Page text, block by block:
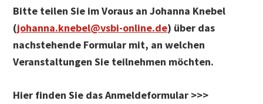
Bitte teilen Sie im Voraus an Johanna Knebel
(johanna.knebel@vsbi-online.de) über das
nachstehende Formular mit, an welchen
Veranstaltungen Sie teilnehmen möchten.
Hier finden Sie das Anmeldeformular >>>